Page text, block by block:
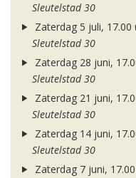
Sleutelstad 30
Zaterdag 5 juli, 17.00
Sleutelstad 30
Zaterdag 28 juni,
Sleutelstad 30
Zaterdag 21 juni,
Sleutelstad 30
Zaterdag 14 juni,
Sleutelstad 30
Zaterdag 7 juni,